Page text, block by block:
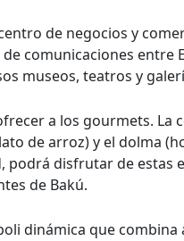
de negocios y
comunicaciones entre
museos, teatros y
a los gourmets. La
de arroz) y el dolma
podrá disfrutar de estas
de Bakú.
dinámica que